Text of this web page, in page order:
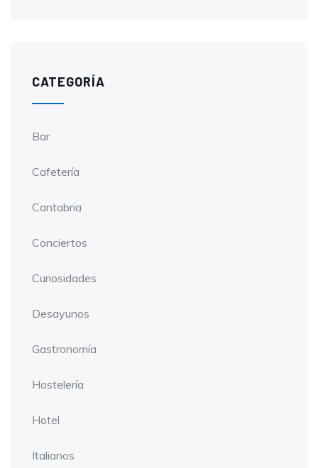
CATEGORÍA
Bar
Cafetería
Cantabria
Conciertos
Curiosidades
Desayunos
Gastronomía
Hostelería
Hotel
Italianos